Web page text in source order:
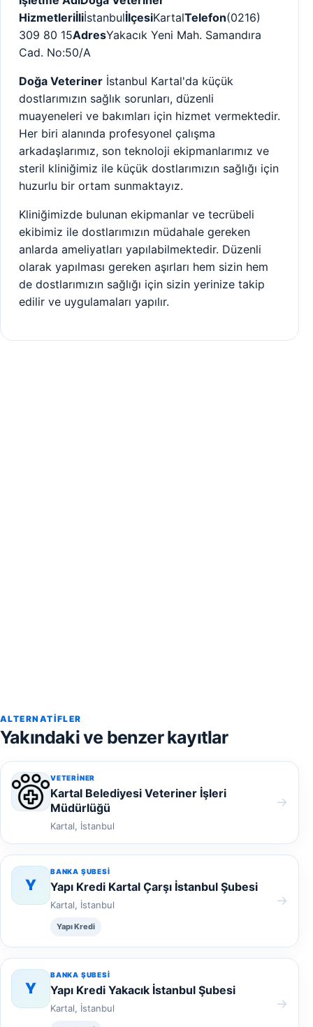
HizmetleriİliİstanbulİlçesiKartalTelefon(0216)
309 80 15AdresYakacık Yeni Mah. Samandıra
Cad. No:50/A
Doğa Veteriner İstanbul Kartal'da küçük
dostlarımızın sağlık sorunları, düzenli
muayeneleri ve bakımları için hizmet vermektedir.
Her biri alanında profesyonel çalışma
arkadaşlarımız, son teknoloji ekipmanlarımız ve
steril kliniğimiz ile küçük dostlarımızın sağlığı için
huzurlu bir ortam sunmaktayız.
Kliniğimizde bulunan ekipmanlar ve tecrübeli
ekibimiz ile dostlarımızın müdahale gereken
anlarda ameliyatları yapılabilmektedir. Düzenli
olarak yapılması gereken aşırları hem sizin hem
de dostlarımızın sağlığı için sizin yerinize takip
edilir ve uygulamaları yapılır.
ALTERNATIFLER
Yakındaki ve benzer kayıtlar
VETERINER
Kartal Belediyesi Veteriner İşleri
Müdürlüğü
Kartal, İstanbul
→
Y
BANKA ŞUBESI
Yapı Kredi Kartal Çarşı İstanbul Şubesi
Kartal, İstanbul
Yapı Kredi
→
Y
BANKA ŞUBESI
Yapı Kredi Yakacık İstanbul Şubesi
Kartal, İstanbul →